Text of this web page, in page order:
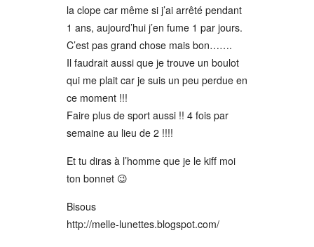
la clope car même si j’ai arrêté pendant
1 ans, aujourd’hui j’en fume 1 par jours.
C’est pas grand chose mais bon…….
Il faudrait aussi que je trouve un boulot
qui me plait car je suis un peu perdue en
ce moment !!!
Faire plus de sport aussi !! 4 fois par
semaine au lieu de 2 !!!!
Et tu diras à l’homme que je le kiff moi
ton bonnet 😉
Bisous
http://melle-lunettes.blogspot.com/